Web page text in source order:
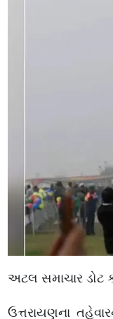
અટલ સમાચાર ડોટ
ઉત્તરાયણના